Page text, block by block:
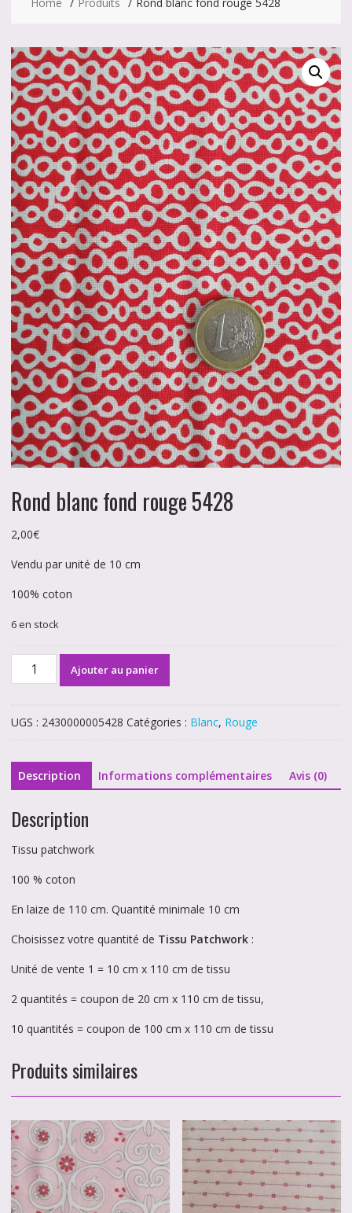
Rond blanc fond rouge 5428
2,00€
Vendu par unité de 10 cm
100% coton
6 en stock
quantité
fond
5428
Ajouter au panier
UGS : 2430000005428 Catégories : Blanc, Rouge
Description Informations complémentaires Avis (0)
Description
Tissu patchwork
100 % coton
En laize de 110 cm. Quantité minimale 10 cm
Choisissez votre quantité de Tissu Patchwork:
Unité de vente 1 = 10 cm x 110 cm de tissu
2 quantités = coupon de 20 cm x 110 cm de tissu,
10 quantités = coupon de 100 cm x 110 cm de tissu
Produits similaires